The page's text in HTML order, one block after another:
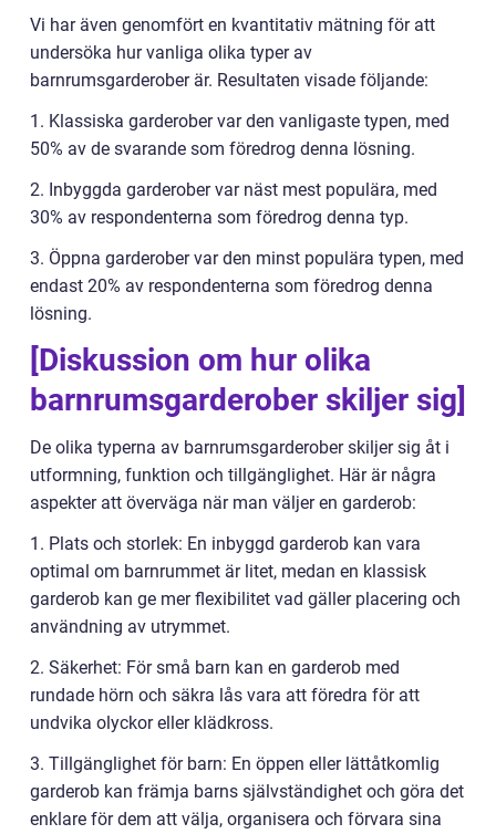
Vi har även genomfört en kvantitativ mätning för att
undersöka hur vanliga olika typer av
barnrumsgarderober är. Resultaten visade följande:
1. Klassiska garderober var den vanligaste typen, med
50% av de svarande som föredrog denna lösning.
2. Inbyggda garderober var näst mest populära, med
30% av respondenterna som föredrog denna typ.
3. Öppna garderober var den minst populära typen, med
endast 20% av respondenterna som föredrog denna
lösning.
[Diskussion om hur olika
barnrumsgarderober skiljer sig]
De olika typerna av barnrumsgarderober skiljer sig åt i
utformning, funktion och tillgänglighet. Här är några
aspekter att överväga när man väljer en garderob:
1. Plats och storlek: En inbyggd garderob kan vara
optimal om barnrummet är litet, medan en klassisk
garderob kan ge mer flexibilitet vad gäller placering och
användning av utrymmet.
2. Säkerhet: För små barn kan en garderob med
rundade hörn och säkra lås vara att föredra för att
undvika olyckor eller klädkross.
3. Tillgänglighet för barn: En öppen eller lättåtkomlig
garderob kan främja barns självständighet och göra det
enklare för dem att välja, organisera och förvara sina